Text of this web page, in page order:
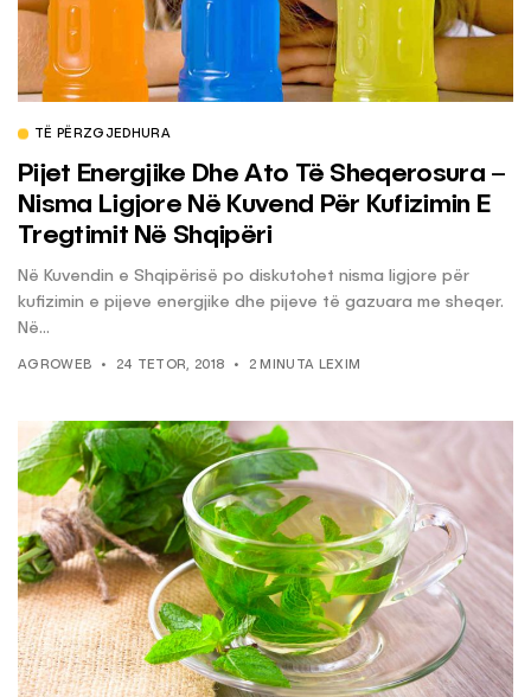
TË PËRZGJEDHURA
Pijet Energjike Dhe Ato Të Sheqerosura –
Nisma Ligjore Në Kuvend Për Kufizimin E
Tregtimit Në Shqipëri
Në Kuvendin e Shqipërisë po diskutohet nisma ligjore për
kufizimin e pijeve energjike dhe pijeve të gazuara me sheqer.
Në...
AGROWEB 24 TETOR, 2018 2 MINUTA LEXIM